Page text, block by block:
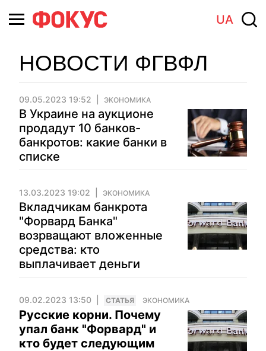
UA
НОВОСТИ ФГВФЛ
09.05.2023 19:52 ЭКОНОМИКА
В Украине на аукционе
продадут 10 банков-
банкротов: какие банки в
списке
13.03.2023 19:02 ЭКОНОМИКА
Вкладчикам банкрота
"Форвард Банка"
возрващают вложенные
средства: кто
выплачивает деньги
09.02.2023 13:50 CТАТЬЯ ЭКОНОМИКА
Русские корни. Почему
упал банк "Форвард" и
кто будет следующим